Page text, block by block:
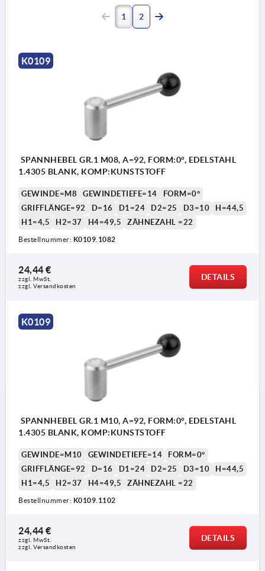
1 2
K0109
SPANNHEBEL GR.1 M08, A=92, FORM:0°, EDELSTAHL
1.4305 BLANK, KOMP:KUNSTSTOFF
GEWINDE=M8 GEWINDETIEFE=14
FORM=0°
GRIFFLÄNGE=92
D=16 D1=24 D2=25 D3=10
H=44,5
H1=4,5
H2=37 H4=49,5 ZÄHNEZAHL =22
Bestellnummer: K0109.1082
24,44 €
zzgl. MwSt.
zzgl. Versandkosten
DETAILS
K0109
SPANNHEBEL GR.1 M10, A=92, FORM:0°, EDELSTAHL
1.4305 BLANK, KOMP:KUNSTSTOFF
GEWINDE=M10 GEWINDETIEFE=14
FORM=0°
GRIFFLÄNGE=92
D=16 D1=24 D2=25 D3=10
H=44,5
H1=4,5
H2=37 H4=49,5 ZÄHNEZAHL =22
Bestellnummer: K0109.1102
24,44 €
zzgl. MwSt.
zzgl. Versandkosten
DETAILS